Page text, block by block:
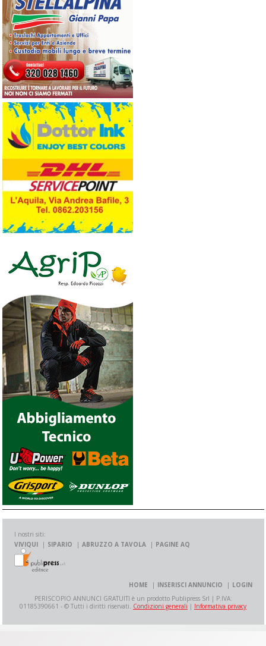
I nostri siti:
VIVIQUI
SIPARIO ABRUZZO A TAVOLA PAGINE AQ
HOME INSERISCI ANNUNCIO
LOGIN
PERISCOPIO ANNUNCI GRATUITI è un prodotto Publipress Srl | P.IVA:
01185390661 - © Tutti i diritti riservati. Condizioni generali | Informativa privacy